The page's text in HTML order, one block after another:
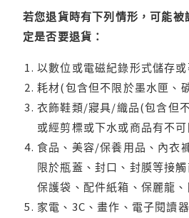
若您退貨時有下列情形，可能
定是否要退貨：
以數位或電磁紀錄形式儲存
耗材(包含但不限於墨水匣、
衣飾鞋類/寢具/織品(包含但
或經剪標或下水或商品有不
食品、美容/保養用品、內衣
限於瓶蓋、封口、封膜等接
保護袋、配件紙箱、保麗龍
家電、3C、畫作、電子閱讀